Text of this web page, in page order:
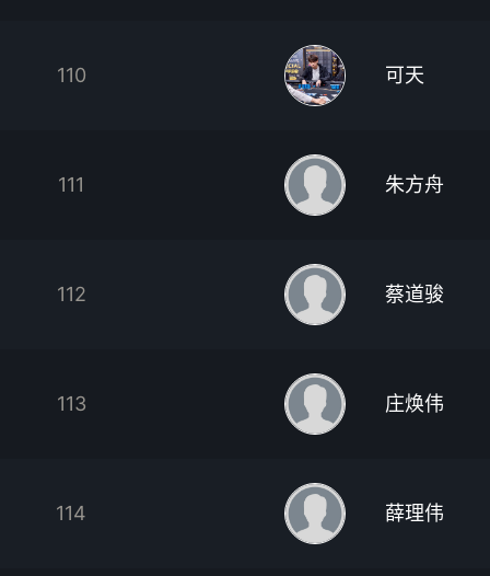
110 可天
111 朱方舟
112 蔡道骏
113 庄焕伟
114 薛理伟